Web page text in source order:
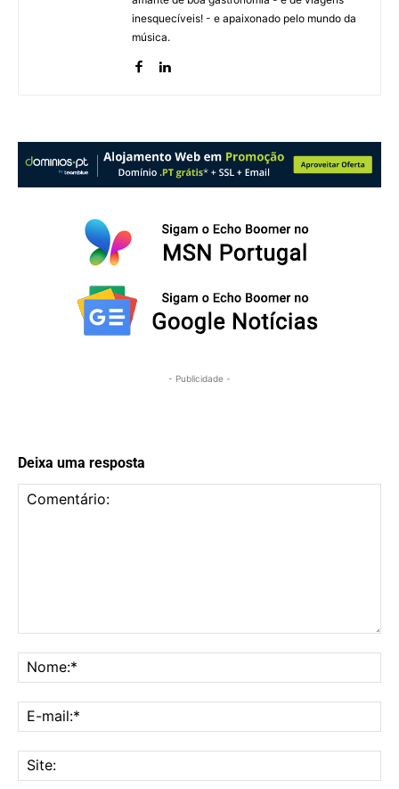
inesquecíveis! - e apaixonado pelo mundo da
música.
- Publicidade -
Deixa uma resposta